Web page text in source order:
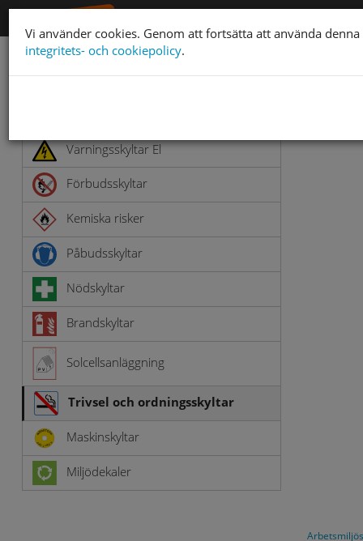
Varningsskyltar El
Förbudsskyltar
Kemiska risker
Påbudsskyltar
Nödskyltar
Brandskyltar
Solcellsanläggning
Trivsel och ordningsskyltar
Maskinskyltar
Miljödekaler
Vi använder cookies. Genom att fortsätta att använda
integritets- och cookiepolicy.